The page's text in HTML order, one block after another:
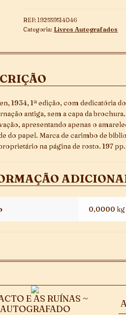
quantidade
REF:192559514046
Categoria: Livros Autografados
1934, 1ª edição, com dedicatória
antiga, sem a capa da
apresentando apenas o
do papel. Marca de carimbo de
na página de rosto. 197 pp.
0,0000 kg
E AS RUÍNAS ~
AUTOGRAFADO